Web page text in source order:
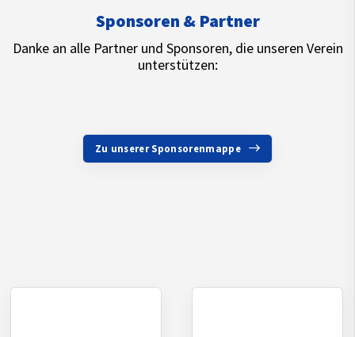
Sponsoren & Partner
Danke an alle Partner und Sponsoren, die unseren Verein
unterstützen:
Zu unserer Sponsorenmappe